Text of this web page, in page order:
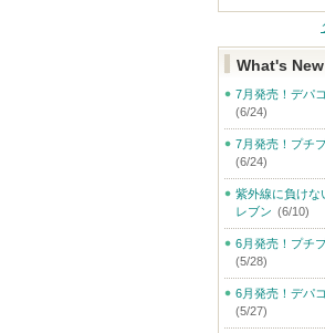
What's New
7月発売！デパ
(6/24)
7月発売！プチ
(6/24)
紫外線に負けな
レブン (6/10)
6月発売！プチ
(5/28)
6月発売！デパ
(5/27)